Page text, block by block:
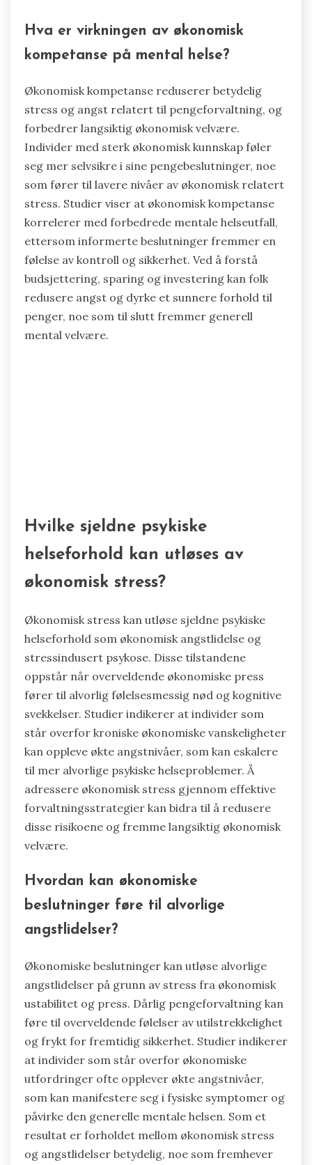
Hva er virkningen av økonomisk
kompetanse på mental helse?
Økonomisk kompetanse reduserer betydelig
stress og angst relatert til pengeforvaltning, og
forbedrer langsiktig økonomisk velvære.
Individer med sterk økonomisk kunnskap føler
seg mer selvsikre i sine pengebeslutninger, noe
som fører til lavere nivåer av økonomisk relatert
stress. Studier viser at økonomisk kompetanse
korrelerer med forbedrede mentale helseutfall,
ettersom informerte beslutninger fremmer en
følelse av kontroll og sikkerhet. Ved å forstå
budsjettering, sparing og investering kan folk
redusere angst og dyrke et sunnere forhold til
penger, noe som til slutt fremmer generell
mental velvære.
Hvilke sjeldne psykiske
helseforhold kan utløses av
økonomisk stress?
Økonomisk stress kan utløse sjeldne psykiske
helseforhold som økonomisk angstlidelse og
stressindusert psykose. Disse tilstandene
oppstår når overveldende økonomiske press
fører til alvorlig følelsesmessig nød og kognitive
svekkelser. Studier indikerer at individer som
står overfor kroniske økonomiske vanskeligheter
kan oppleve økte angstnivåer, som kan eskalere
til mer alvorlige psykiske helseproblemer. Å
adressere økonomisk stress gjennom effektive
forvaltningsstrategier kan bidra til å redusere
disse risikoene og fremme langsiktig økonomisk
velvære.
Hvordan kan økonomiske
beslutninger føre til alvorlige
angstlidelser?
Økonomiske beslutninger kan utløse alvorlige
angstlidelser på grunn av stress fra økonomisk
ustabilitet og press. Dårlig pengeforvaltning kan
føre til overveldende følelser av utilstrekkelighet
og frykt for fremtidig sikkerhet. Studier indikerer
at individer som står overfor økonomiske
utfordringer ofte opplever økte angstnivåer,
som kan manifestere seg i fysiske symptomer og
påvirke den generelle mentale helsen. Som et
resultat er forholdet mellom økonomisk stress
og angstlidelser betydelig, noe som fremhever